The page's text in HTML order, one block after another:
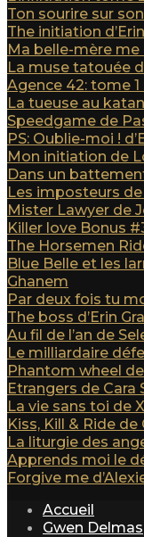
Ton sourire sur
The initiation
Ma belle-mère me
La muse tatouée
Agence 42: tome 1
La tueuse au
Speedgame de
PS: Oublie-moi !
Mon initiation de
Dans un
Les imposteurs
Mister Lawyer de
Killer love Bonus
The Horsemen
Blue Belle et les
Ghanem
Par deux fois tu
The boss d’Erin
Au fil de l’an de
Le milliardaire
Phantom wheel
Etrangers de Cara
La vie sans toi de
Kiss, Kill & Ride de
La liturgie des
Apprends moi le
Forgive me
Accueil
Gwen Delmas